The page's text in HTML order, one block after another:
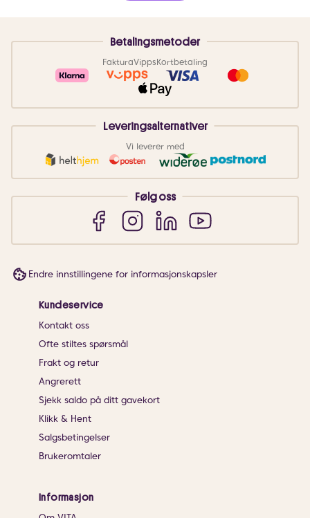
Betalingsmetoder
FakturaVippsKortbetaling
Leveringsalternativer
Vi leverer med
Følg oss
Endre innstillingene for informasjonskapsler
Kundeservice
Kontakt oss
Ofte stiltes spørsmål
Frakt og retur
Angrerett
Sjekk saldo på ditt gavekort
Klikk & Hent
Salgsbetingelser
Brukeromtaler
Informasjon